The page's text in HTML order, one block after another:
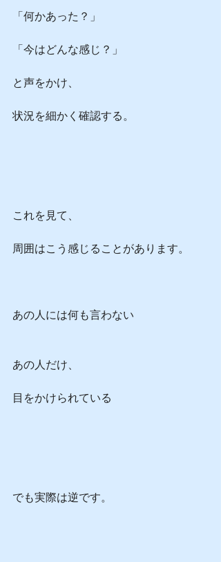
「何かあった？」
「今はどんな感じ？」
と声をかけ、
状況を細かく確認する。
これを見て、
周囲はこう感じることがあります。
あの人には何も言わない
あの人だけ、
目をかけられている
でも実際は逆です。